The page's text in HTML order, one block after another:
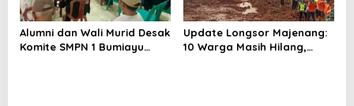
Alumni dan Wali Murid Desak
Komite SMPN 1 Bumiayu
Update Longsor Majenang:
10 Warga Masih Hilang,